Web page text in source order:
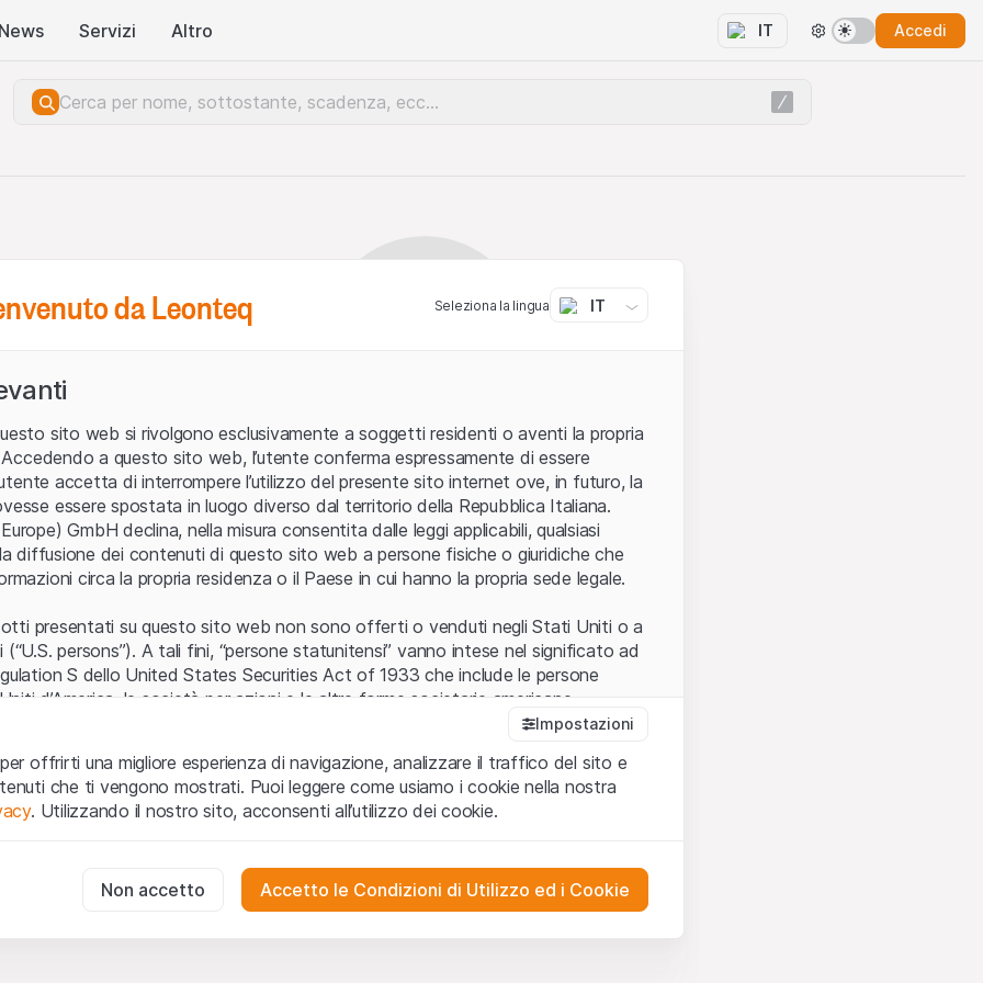
News Servizi Altro IT Accedi
Errore del server.
da Leonteq Seleziona la lingua IT
sito web si rivolgono esclusivamente a soggetti residenti o aventi la propria
a questo sito web, l’utente conferma espressamente di essere
accetta di interrompere l’utilizzo del presente sito internet ove, in futuro, la
essere spostata in luogo diverso dal territorio della Repubblica Italiana.
GmbH declina, nella misura consentita dalle leggi applicabili, qualsiasi
diffusione dei contenuti di questo sito web a persone fisiche o giuridiche che
circa la propria residenza o il Paese in cui hanno la propria sede legale.
presentati su questo sito web non sono offerti o venduti negli Stati Uniti o a
persons”). A tali fini, “persone statunitensi” vanno intese nel significato ad
S dello United States Securities Act of 1933 che include le persone
d’America, le società per azioni e le altre forme societarie americane.
web (di seguito, il “Sito”) si dichiara di aver compreso e di accettare le
avvertenze importanti e le condizioni di utilizzo ivi rese disponibili. Nel caso in
utilizzonon siano accettate, l’utente è tenuto ad interrompere l’utilizzo del
o invito ad acquistare
i dati, i servizi, gli strumenti, i documenti (i “Contenuti del Sito”) contenuti o
web hanno esclusivamente finalità informative e non rappresentano né
Impostazioni
offrirti una migliore esperienza di navigazione, analizzare il traffico del sito e
che ti vengono mostrati. Puoi leggere come usiamo i cookie nella nostra
. Utilizzando il nostro sito, acconsenti all’utilizzo dei cookie.
per il funzionamento del sito web e non possono essere disattivati.
Non accetto Accetto le Condizioni di Utilizzo ed i Cookie